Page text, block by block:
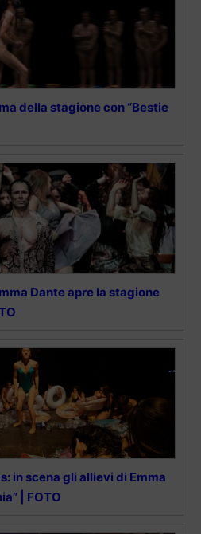
della stagione con “Bestie
Dante apre la stagione
in scena gli allievi di Emma
| FOTO